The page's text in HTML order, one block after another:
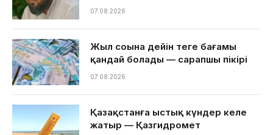
07.08.2026
Жыл соңына дейін теңге бағамы
қандай болады — сарапшы пікірі
07.08.2026
Қазақстанға ыстық күндер келе
жатыр — Қазгидромет